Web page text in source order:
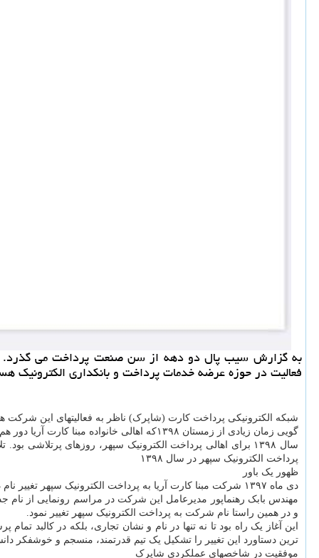
فعالیت در حوزه عرضه خدمات پرداخت و بانكداری الكترونیك
شبکه الکترونیکی پرداخت کارت (شاپرک) ناظر به فعالیتهای این
گویی زمان زیادی از زمستان ۱۳۹۸که اهالی خانواده مبنا کارت آریا دور هم جمع شدند تا نام این شرکت را به پرداخت الکترونیک سپهر تغییر دهند، نگذشته است.
سال ۱۳۹۸ برای اهالی پرداخت الکترونیک سپهر،
پرداخت الکترونیک سپهر در سال ۱۳۹۸
ظهور یک باور
دی ماه ۱۳۹۷ شرکت مبنا کارت آریا به پرداخت الکترونیک سپهر تغییر نام داد.
مهندس بابک رهنماپور مدیرعامل این شرکت در مراسم رونمایی از نام
و در همین راستا نام شرکت به پرداخت الکترونیک سپهر تغییر نمود.
این آغاز یک راه بود تا نه تنها در نام و نشان تجاری، بلکه در کالبد
ترین دستاورد این تغییر را تشکیل یک تیم قدرتمند، منسجم و
موفقیت در شاخصهای عملکردی شاپرک